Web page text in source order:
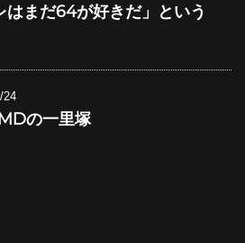
はまだ64が好きだ」という
24
の一里塚